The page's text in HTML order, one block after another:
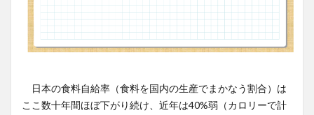
日本の食料自給率（食料を国内の生産でまかなう割合）は
ここ数十年間ほぼ下がり続け、近年は40%弱（カロリーで計